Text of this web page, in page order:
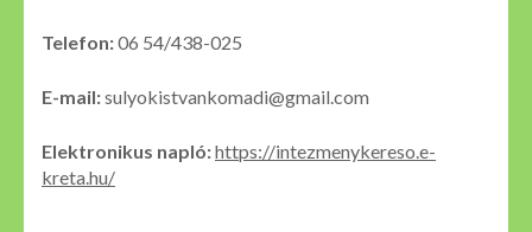
Telefon:06 54/438-025
E-mail:sulyokistvankomadi@gmail.com
Elektronikus napló:https://intezmenykereso.e-
kreta.hu/